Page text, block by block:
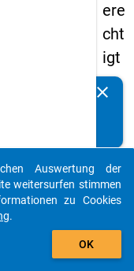
ere
cht
igt
en
s
20
18
clear
auto_stories
add_shopping_cart
Auswertung der
weitersurfen stimmen
zu Cookies
.
OK